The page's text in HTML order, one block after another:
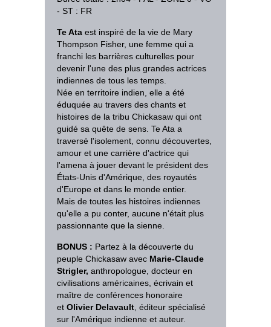
- ST : FR
Te Ata est inspiré de la vie de Mary
Thompson Fisher, une femme qui a
franchi les barrières culturelles pour
devenir l'une des plus grandes actrices
indiennes de tous les temps.
Née en territoire indien, elle a été
éduquée au travers des chants et
histoires de la tribu Chickasaw qui ont
guidé sa quête de sens. Te Ata a
traversé l'isolement, connu découvertes,
amour et une carrière d'actrice qui
l'amena à jouer devant le président des
États-Unis d'Amérique, des royautés
d'Europe et dans le monde entier.
Mais de toutes les histoires indiennes
qu'elle a pu conter, aucune n'était plus
passionnante que la sienne.
BONUS : Partez à la découverte du
peuple Chickasaw avec Marie-Claude
Strigler, anthropologue, docteur en
civilisations américaines, écrivain et
maître de conférences honoraire
et Olivier Delavault , éditeur spécialisé
sur l'Amérique indienne et auteur.